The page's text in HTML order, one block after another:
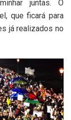
juntas. O
que ficará para
já realizados no